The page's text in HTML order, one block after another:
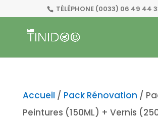
TÉLÉPHONE (0033) 06 49 44
Accueil / Pack Rénovation /
Peintures (150ML) + Vernis